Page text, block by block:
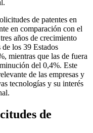
de patentes en
en comparación con el
años de crecimiento
los 39 Estados
mientras que las de fuera
del 0,4%. Este
de las empresas y
tecnologías y su interés
de